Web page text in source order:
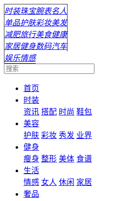
时装珠宝腕表名人
单品护肤彩妆美发
减肥旅行美食健康
家居健身数码汽车
娱乐情感
首页
时装
资讯 搭配 时尚 鞋包
美容
护肤 彩妆 秀发 业界
健身
瘦身 整形 美体 食谱
生活
情感 女人 休闲 家居
奢品